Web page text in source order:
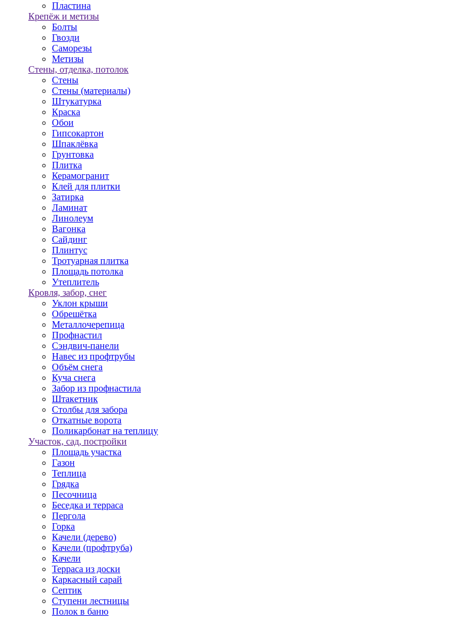
Пластина
Крепёж и метизы
Болты
Гвозди
Саморезы
Метизы
Стены, отделка, потолок
Стены
Стены (материалы)
Штукатурка
Краска
Обои
Гипсокартон
Шпаклёвка
Грунтовка
Плитка
Керамогранит
Клей для плитки
Затирка
Ламинат
Линолеум
Вагонка
Сайдинг
Плинтус
Тротуарная плитка
Площадь потолка
Утеплитель
Кровля, забор, снег
Уклон крыши
Обрешётка
Металлочерепица
Профнастил
Сэндвич-панели
Навес из профтрубы
Объём снега
Куча снега
Забор из профнастила
Штакетник
Столбы для забора
Откатные ворота
Поликарбонат на теплицу
Участок, сад, постройки
Площадь участка
Газон
Теплица
Грядка
Песочница
Беседка и терраса
Пергола
Горка
Качели (дерево)
Качели (профтруба)
Качели
Терраса из доски
Каркасный сарай
Септик
Ступени лестницы
Полок в баню